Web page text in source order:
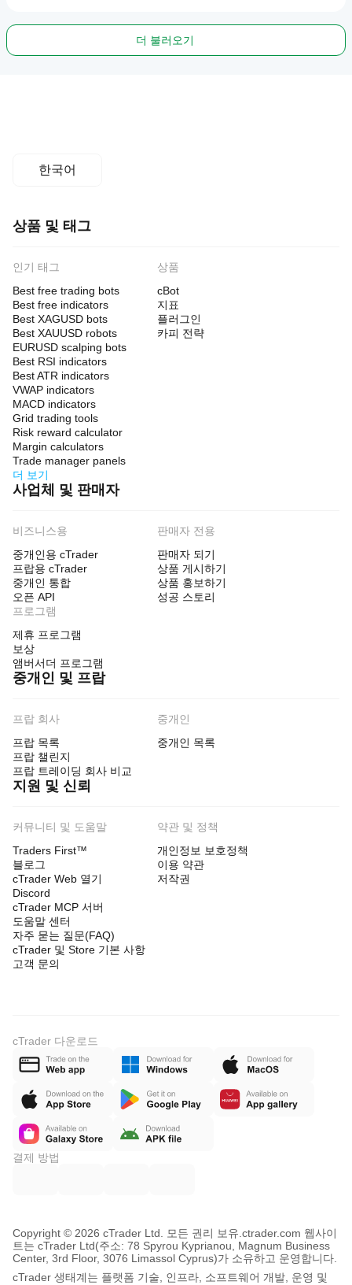
더 불러오기
한국어
상품 및 태그
인기 태그
Best free trading bots
Best free indicators
Best XAGUSD bots
Best XAUUSD robots
EURUSD scalping bots
Best RSI indicators
Best ATR indicators
VWAP indicators
MACD indicators
Grid trading tools
Risk reward calculator
Margin calculators
Trade manager panels
더 보기
상품
cBot
지표
플러그인
카피 전략
사업체 및 판매자
비즈니스용
중개인용 cTrader
프랍용 cTrader
중개인 통합
오픈 API
판매자 전용
판매자 되기
상품 게시하기
상품 홍보하기
성공 스토리
프로그램
제휴 프로그램
보상
앰버서더 프로그램
중개인 및 프랍
프랍 회사
프랍 목록
프랍 챌린지
프랍 트레이딩 회사 비교
중개인
중개인 목록
지원 및 신뢰
커뮤니티 및 도움말
Traders First™
블로그
cTrader Web 열기
Discord
cTrader MCP 서버
도움말 센터
자주 묻는 질문(FAQ)
cTrader 및 Store 기본 사항
고객 문의
약관 및 정책
개인정보 보호정책
이용 약관
저작권
cTrader 다운로드
결제 방법
Copyright © 2026 cTrader Ltd. 모든 권리 보유. ctrader.com 웹사이
트는 cTrader Ltd(주소: 78 Spyrou Kyprianou, Magnum Business
Center, 3rd Floor, 3076 Limassol Cyprus)가 소유하고 운영합니다.
cTrader 생태계는 플랫폼 기술, 인프라, 소프트웨어 개발, 운영 및